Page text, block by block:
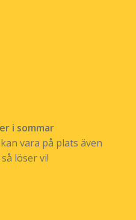
i sommar
vara på plats även
löser vi!